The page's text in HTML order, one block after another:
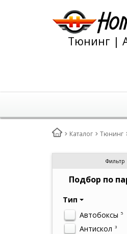
Тюнинг |
Каталог Тюнинг
Фильтр
Подбор по
Тип
Автобоксы 5
Антискол 3